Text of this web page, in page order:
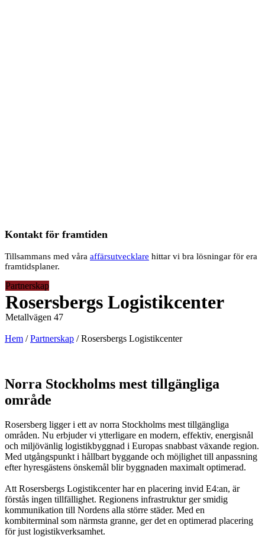
Kontakt för framtiden
Tillsammans med våra affärsutvecklare hittar vi bra lösningar för era
framtidsplaner.
Partnerskap
Rosersbergs Logistikcenter
Metallvägen 47
Hem /Partnerskap /Rosersbergs Logistikcenter
Norra Stockholms mest tillgängliga
område
Rosersberg ligger i ett av norra Stockholms mest tillgängliga
områden. Nu erbjuder vi ytterligare en modern, effektiv, energisnål
och miljövänlig logistikbyggnad i Europas snabbast växande region.
Med utgångspunkt i hållbart byggande och möjlighet till anpassning
efter hyresgästens önskemål blir byggnaden maximalt optimerad.
Att Rosersbergs Logistikcenter har en placering invid E4:an, är
förstås ingen tillfällighet. Regionens infrastruktur ger smidig
kommunikation till Nordens alla större städer. Med en
kombiterminal som närmsta granne, ger det en optimerad placering
för just logistikverksamhet.